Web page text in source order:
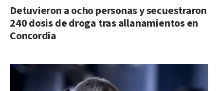
Detuvieron a ocho personas y secuestraron
240 dosis de droga tras allanamientos en
Concordia